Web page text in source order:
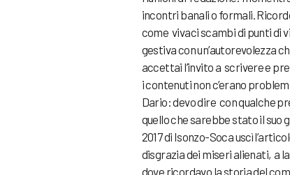
incontri banali o formali.
come vivaci scambi di punti di
gestiva con un’autorevolezza
accettai l’invito a scrivere e
i contenuti non c’erano
Dario: devo dire con qualche
quello che sarebbe stato il suo
2017 di Isonzo-Soca uscì
disgrazia dei miseri alienati, a
dove ricordavo la storia del